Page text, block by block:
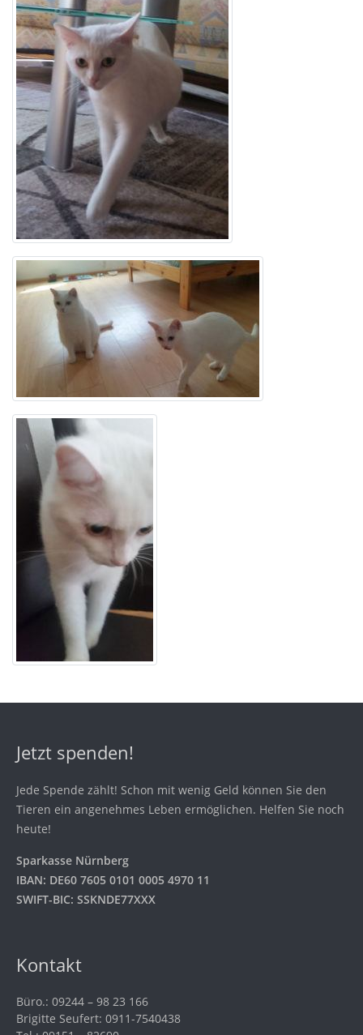
Jetzt spenden!
Jede Spende zählt! Schon mit wenig Geld können Sie den
Tieren ein angenehmes Leben ermöglichen. Helfen Sie noch
heute!
Sparkasse Nürnberg
IBAN: DE60 7605 0101 0005 4970 11
SWIFT-BIC: SSKNDE77XXX
Kontakt
Büro.: 09244 – 98 23 166
Brigitte Seufert: 0911-7540438